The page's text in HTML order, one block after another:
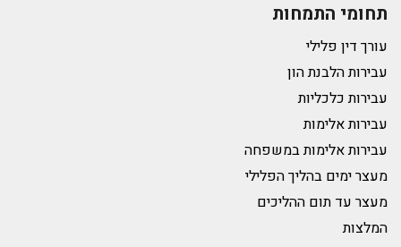
תחומי התמחות
עורך דין פלילי
עבירות הלבנת הון
עבירות כלכליות
עבירות אלימות
עבירות אלימות במשפחה
מעצר ימים בהליך הפלילי
מעצר עד תום ההליכים
המלצות